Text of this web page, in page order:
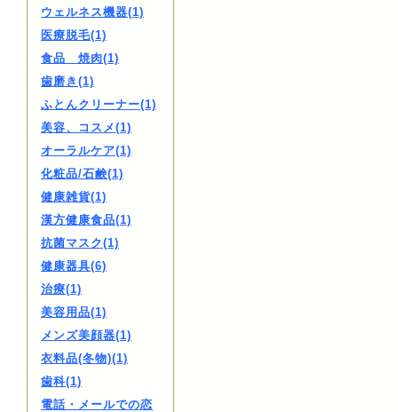
ウェルネス機器(1)
医療脱毛(1)
食品 焼肉(1)
歯磨き(1)
ふとんクリーナー(1)
美容、コスメ(1)
オーラルケア(1)
化粧品/石鹸(1)
健康雑貨(1)
漢方健康食品(1)
抗菌マスク(1)
健康器具(6)
治療(1)
美容用品(1)
メンズ美顔器(1)
衣料品(冬物)(1)
歯科(1)
電話・メールでの恋